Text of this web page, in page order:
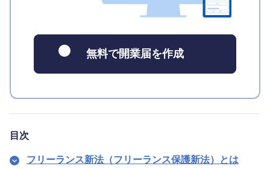
無料で開業届を作成
目次
フリーランス新法（フリーランス保護新法）とは